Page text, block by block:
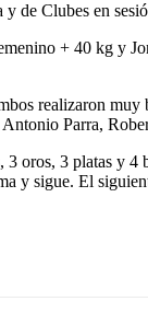
de Clubes en
+ 40 kg y
realizaron
Parra,
oros, 3 platas y
y sigue. El